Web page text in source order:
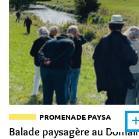
PROMENADE PAYSAGÈRE
Balade paysagère au